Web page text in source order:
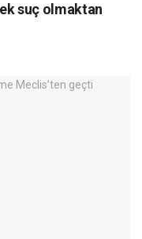
suç olmaktan